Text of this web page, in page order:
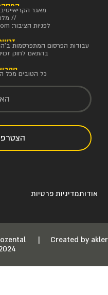
מאגר
//
לפניות הציבור:
עבודות הפרסום המתפרסמות
בהתאם לחוק זכויות
כל הטובים מכל
אודותמדיניות פרטיות
| Created by akler